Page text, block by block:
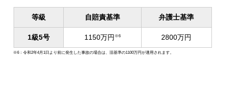
等級 自賠責基準 弁護士基準
1級5号 1150万円 ※6 2800万円
※6：令和2年4月1日より前に発生した事故の場合は、旧基準の1100万円が適用されます。